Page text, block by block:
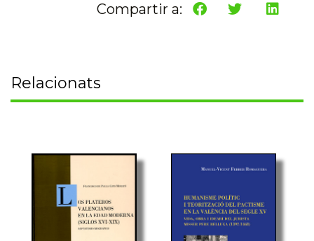
Compartir a:
Relacionats